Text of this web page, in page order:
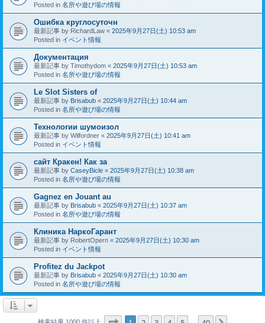
Posted in 名所や遊び場の情報
Ошибка круглосуточн
最新記事 by RichardLaw « 2025年9月27日(土) 10:53 am
Posted in イベント情報
Документация
最新記事 by Timothydom « 2025年9月27日(土) 10:53 am
Posted in 名所や遊び場の情報
Le Slot Sisters of
最新記事 by Brisabub « 2025年9月27日(土) 10:44 am
Posted in 名所や遊び場の情報
Технологии шумоизол
最新記事 by Wilfordner « 2025年9月27日(土) 10:41 am
Posted in イベント情報
сайт Кракен! Как за
最新記事 by CaseyBicle « 2025年9月27日(土) 10:38 am
Posted in 名所や遊び場の情報
Gagnez en Jouant au
最新記事 by Brisabub « 2025年9月27日(土) 10:37 am
Posted in 名所や遊び場の情報
Клиника НаркоГарант
最新記事 by RobertOpern « 2025年9月27日(土) 10:30 am
Posted in イベント情報
Profitez du Jackpot
最新記事 by Brisabub « 2025年9月27日(土) 10:30 am
Posted in 名所や遊び場の情報
検索結果 1000 件以上